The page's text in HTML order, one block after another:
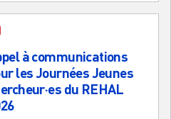
à communications
les Journées Jeunes
du REHAL